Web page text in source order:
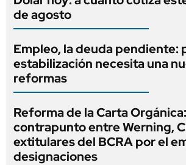
de agosto
Empleo, la deuda pendiente:
estabilización necesita una
reformas
Reforma de la Carta Orgánica:
contrapunto entre Werning,
extitulares del BCRA por el
designaciones